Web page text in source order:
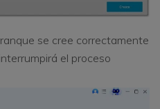
se cree correctamente
el proceso